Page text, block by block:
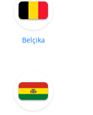
Belçika